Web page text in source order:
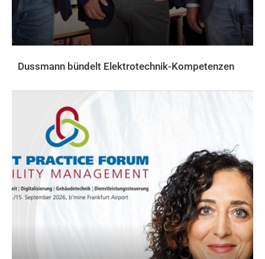
Dussmann bündelt Elektrotechnik-Kompetenzen